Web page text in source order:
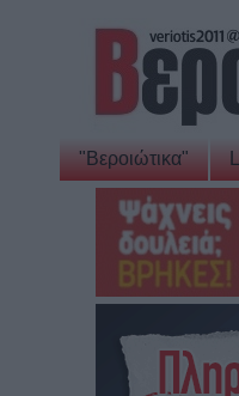
"Βεροιώτικα"